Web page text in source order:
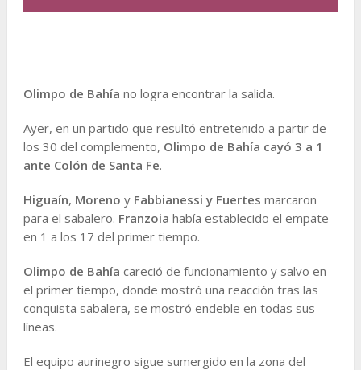
Olimpo de Bahía no logra encontrar la salida.
Ayer, en un partido que resultó entretenido a partir de
los 30 del complemento, Olimpo de Bahía cayó 3 a 1
ante Colón de Santa Fe.
Higuaín, Moreno y Fabbianessi y Fuertes marcaron
para el sabalero. Franzoia había establecido el empate
en 1 a los 17 del primer tiempo.
Olimpo de Bahía careció de funcionamiento y salvo en
el primer tiempo, donde mostró una reacción tras las
conquista sabalera, se mostró endeble en todas sus
líneas.
El equipo aurinegro sigue sumergido en la zona del